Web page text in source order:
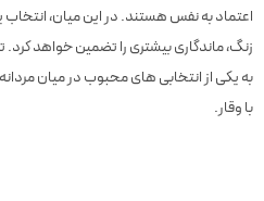
اعتماد به نفس هستند. در این میان،
زنگ، ماندگاری بیشتری را تضمین خواهد کرد.
به یکی از انتخابی های محبوب در میان
با وقار.